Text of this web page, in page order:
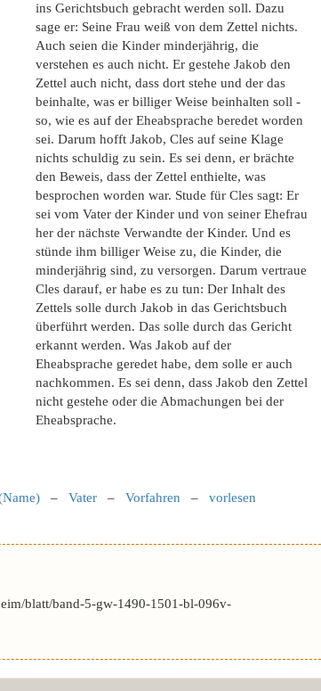
ins Gerichtsbuch gebracht werden soll. Dazu
sage er: Seine Frau weiß von dem Zettel nichts.
Auch seien die Kinder minderjährig, die
verstehen es auch nicht. Er gestehe Jakob den
Zettel auch nicht, dass dort stehe und der das
beinhalte, was er billiger Weise beinhalten soll -
so, wie es auf der Eheabsprache beredet worden
sei. Darum hofft Jakob, Cles auf seine Klage
nichts schuldig zu sein. Es sei denn, er brächte
den Beweis, dass der Zettel enthielte, was
besprochen worden war. Stude für Cles sagt: Er
sei vom Vater der Kinder und von seiner Ehefrau
her der nächste Verwandte der Kinder. Und es
stünde ihm billiger Weise zu, die Kinder, die
minderjährig sind, zu versorgen. Darum vertraue
Cles darauf, er habe es zu tun: Der Inhalt des
Zettels solle durch Jakob in das Gerichtsbuch
überführt werden. Das solle durch das Gericht
erkannt werden. Was Jakob auf der
Eheabsprache geredet habe, dem solle er auch
nachkommen. Es sei denn, dass Jakob den Zettel
nicht gestehe oder die Abmachungen bei der
Eheabsprache.
– Vater – Vorfahren – vorlesen
blatt/band-5-gw-1490-1501-bl-096v-